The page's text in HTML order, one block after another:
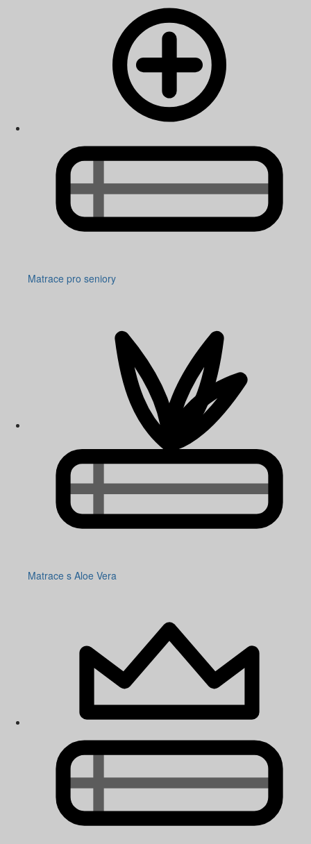
Matrace pro seniory
Matrace s Aloe Vera